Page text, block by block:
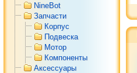
NineBot
Запчасти
Корпус
Подвеска
Мотор
Компоненты
Аксессуары